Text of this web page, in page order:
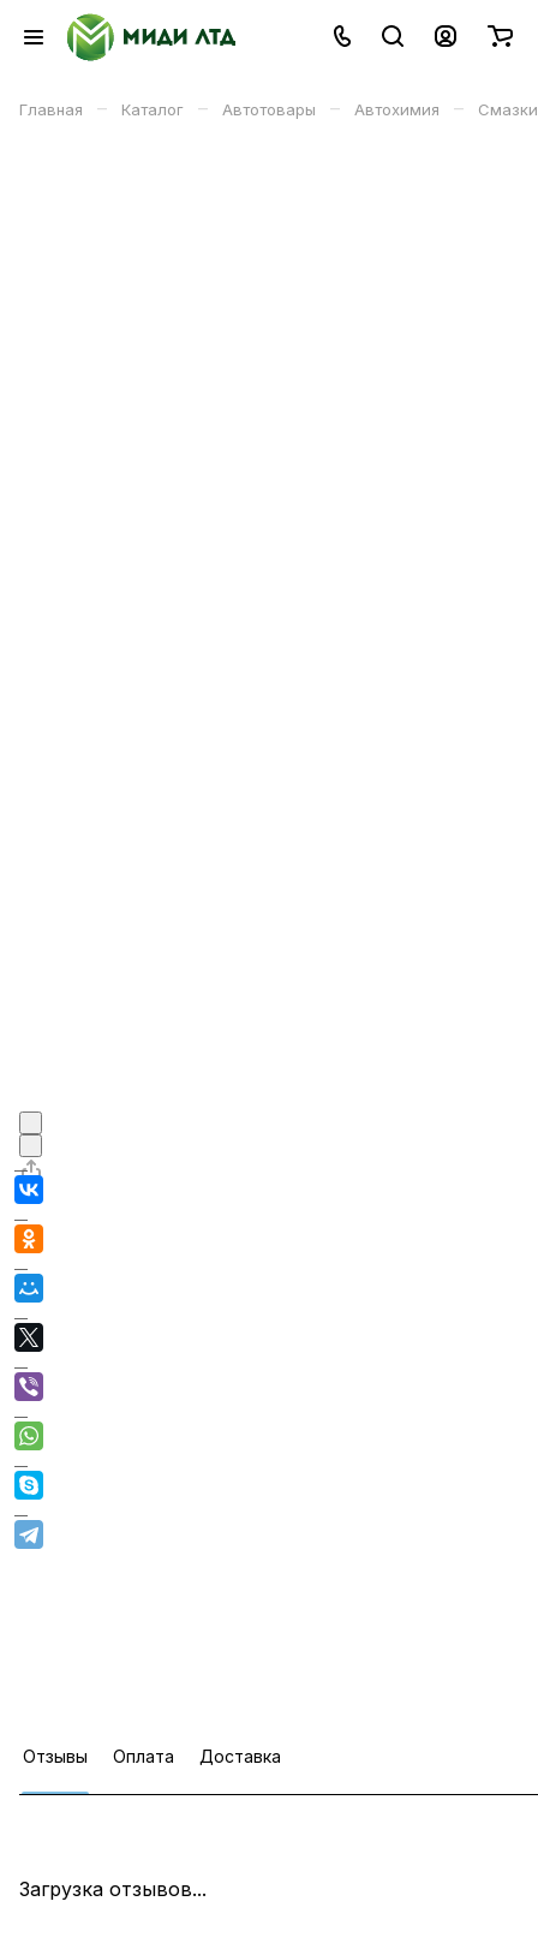
Главная – Каталог – Автотовары – Автохимия –
Отзывы Оплата Доставка
Загрузка отзывов...